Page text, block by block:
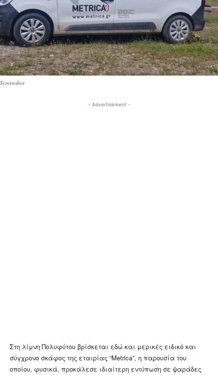
Screenshot
- Advertisement -
Στη λίμνη Πολυφύτου βρίσκεται εδώ και μερικές ειδικό και
σύγχρονο σκάφος της εταιρίας “Metrica”, η παρουσία του
οποίου, φυσικά, προκάλεσε ιδιαίτερη εντύπωση σε ψαράδες